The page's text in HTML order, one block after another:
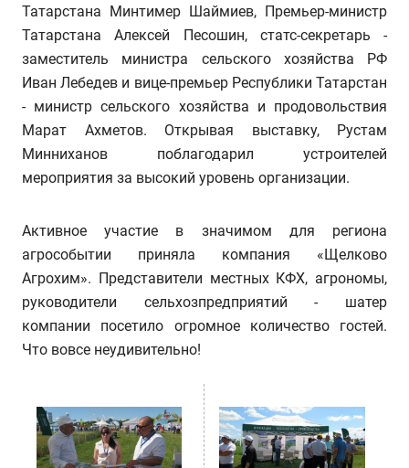
Татарстана Минтимер Шаймиев, Премьер-министр
Татарстана Алексей Песошин, статс-секретарь -
заместитель министра сельского хозяйства РФ
Иван Лебедев и вице-премьер Республики Татарстан
- министр сельского хозяйства и продовольствия
Марат Ахметов. Открывая выставку, Рустам
Минниханов поблагодарил устроителей
мероприятия за высокий уровень организации.
Активное участие в значимом для региона
агрособытии приняла компания «Щелково
Агрохим». Представители местных КФХ, агрономы,
руководители сельхозпредприятий - шатер
компании посетило огромное количество гостей.
Что вовсе неудивительно!